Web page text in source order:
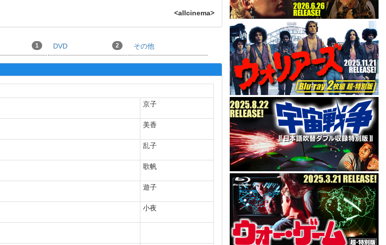
<allcinema>
1 DVD 2 その他
京子
美香
乱子
歌帆
遊子
小夜